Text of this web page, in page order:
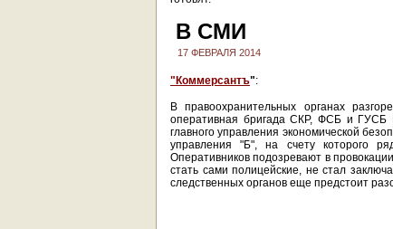
В СМИ
17 ФЕВРАЛЯ 2014
"Коммерсантъ":
В правоохранительных органах
оперативная бригада СКР, ФСБ и ГУСБ
главного управления экономической
управления "Б", на счету которого
Оперативников подозревают в
стать сами полицейские, не стал
следственных органов еще предстоит